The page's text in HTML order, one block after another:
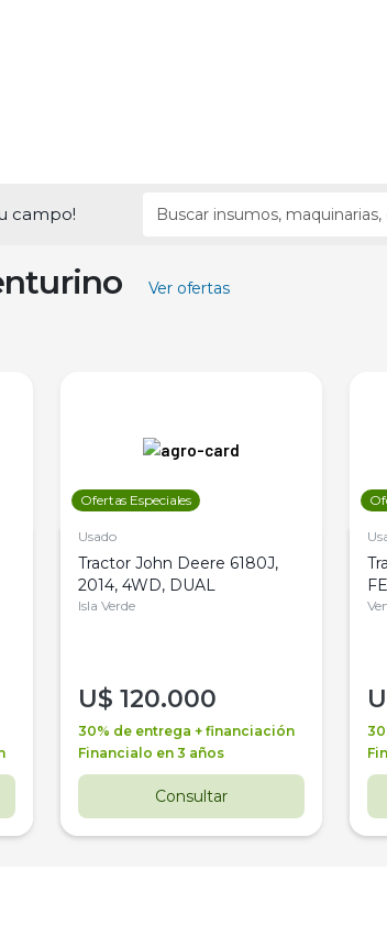
campo!
Ver ofertas
Ofertas Especiales
Usado
Tractor John Deere 6180J,
2014, 4WD, DUAL
Isla Verde
U$ 120.000
30% de entrega + financiación
Financialo en 3 años
Consultar